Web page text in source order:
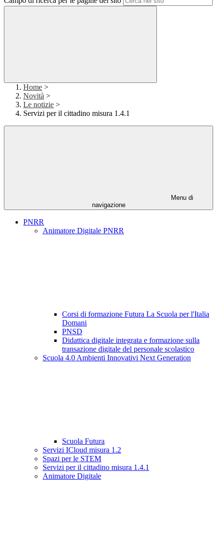
Home >
Novità >
Le notizie >
Servizi per il cittadino misura 1.4.1
Menu di
navigazione
PNRR
Animatore Digitale PNRR
Corsi di formazione Futura La Scuola per l'Italia
Domani
PNSD
Didattica digitale integrata e formazione sulla
transazione digitale del personale scolastico
Scuola 4.0 Ambienti Innovativi Next Generation
Scuola Futura
Servizi ICloud misura 1.2
Spazi per le STEM
Servizi per il cittadino misura 1.4.1
Animatore Digitale